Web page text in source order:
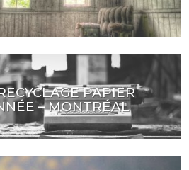
PAPIER
– MONTRÉAL